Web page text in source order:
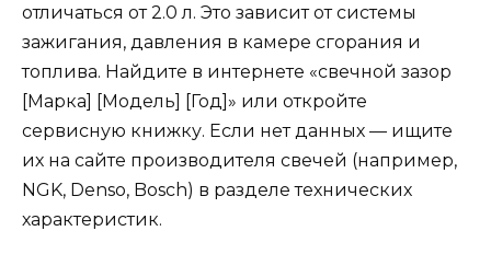
отличаться от 2.0 л. Это зависит от системы
зажигания, давления в камере сгорания и
топлива. Найдите в интернете «свечной зазор
[Марка] [Модель] [Год]» или откройте
сервисную книжку. Если нет данных — ищите
их на сайте производителя свечей (например,
NGK, Denso, Bosch) в разделе технических
характеристик.